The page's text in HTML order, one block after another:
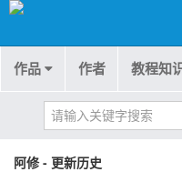
作品 作者 教程知
阿修 - 更新历史